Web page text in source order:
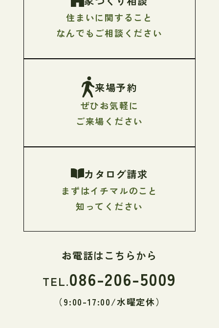
住まいに関すること
なんでもご相談ください
来場予約
ぜひお気軽に
ご来場ください
カタログ請求
まずはイチマルのこと
知ってください
お電話はこちらから
TEL.086-206-5009
（9:00-17:00/水曜定休）